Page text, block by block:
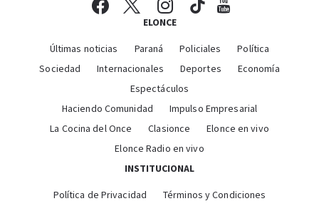
ELONCE
Últimas noticias Paraná Policiales
Política
Sociedad
Internacionales Deportes
Economía
Espectáculos
Haciendo Comunidad
Impulso Empresarial
La Cocina del Once
Clasionce
Elonce en vivo
Elonce Radio en vivo
INSTITUCIONAL
Política de Privacidad Términos y Condiciones